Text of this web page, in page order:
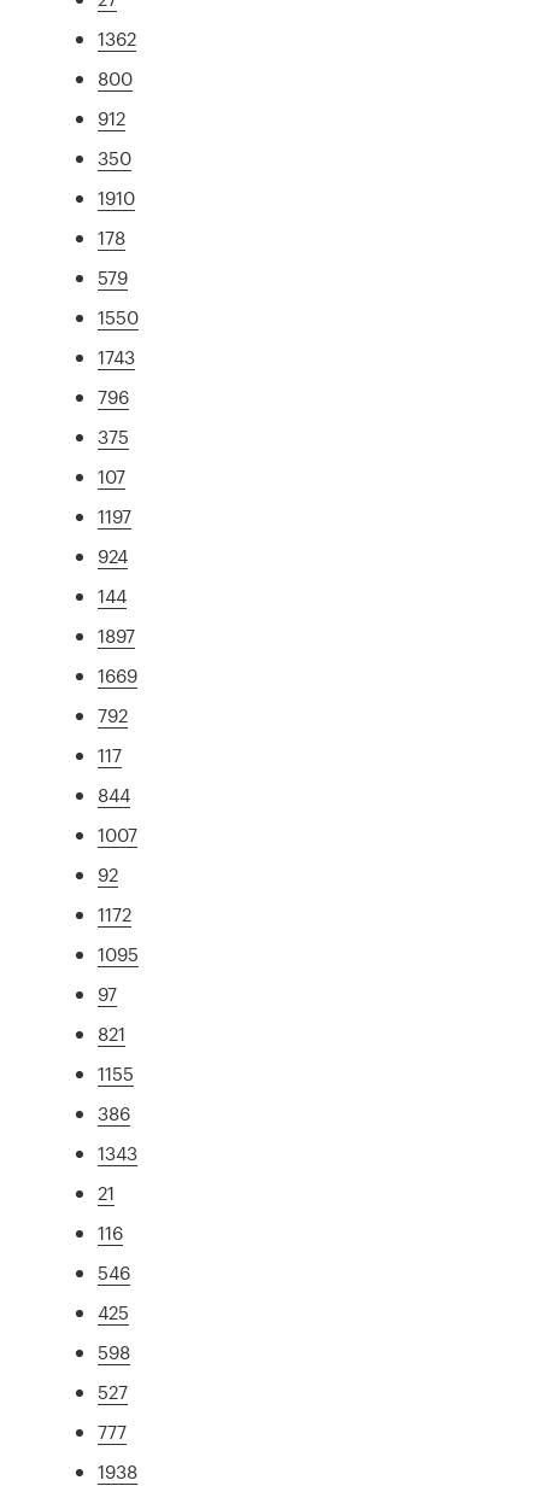
1362
800
912
350
1910
178
579
1550
1743
796
375
107
1197
924
144
1897
1669
792
117
844
1007
92
1172
1095
97
821
1155
386
1343
21
116
546
425
598
527
777
1938